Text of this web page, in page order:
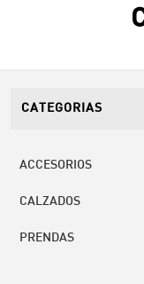
CATEGORIAS
ACCESORIOS
CALZADOS
PRENDAS